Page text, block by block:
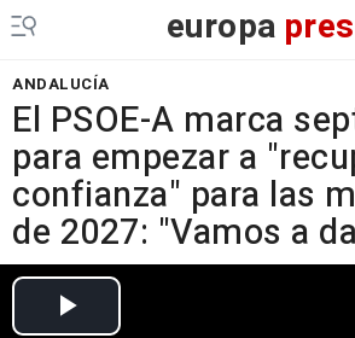
europa
ANDALUCÍA
El PSOE-A marca
para empezar a
confianza" para las
de 2027: "Vamos a